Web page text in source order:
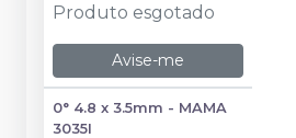
Produto esgotado
Avise-me
0° 4.8 x 3.5mm - MAMA
3035I